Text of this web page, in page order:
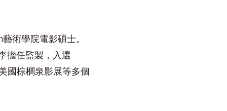
術學院電影碩士。
擔任監製，入選
國棕櫚泉影展等多個